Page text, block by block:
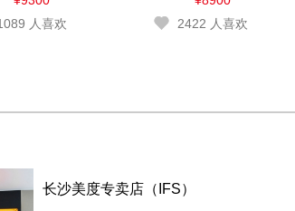
人喜欢
2422 人喜欢
长沙美度专卖店（IFS）